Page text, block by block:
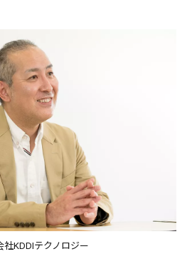
社KDDIテクノロジー